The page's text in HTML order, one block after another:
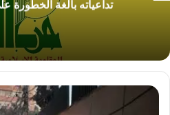
تداعياته بالغة الخطورة